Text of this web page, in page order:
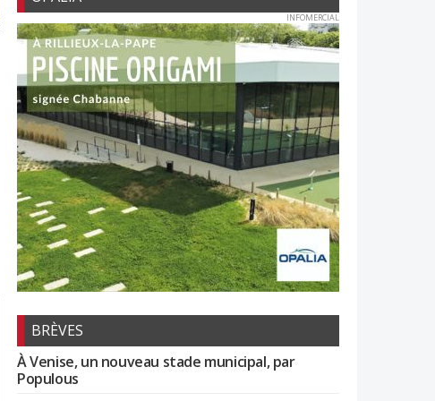
INFOMERCIAL
BRÈVES
À Venise, un nouveau stade municipal, par
Populous